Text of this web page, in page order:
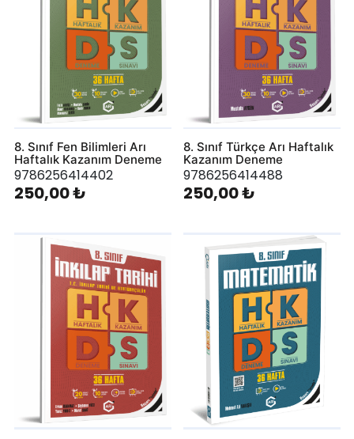
8. Sınıf Fen Bilimleri Arı
Haftalık Kazanım Deneme
9786256414402
250,00 ₺
8. Sınıf Türkçe Arı Haftalık
Kazanım Deneme
9786256414488
250,00 ₺